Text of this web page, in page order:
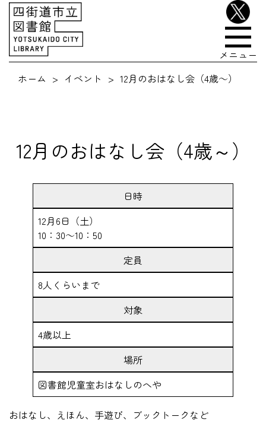
メニュー
ホーム
イベント 12月のおはなし会（4歳～）
12月のおはなし会（4歳～）
日時
12月6日（土）
10：30～10：50
定員
8人くらいまで
対象
4歳以上
場所
図書館児童室おはなしのへや
おはなし、えほん、手遊び、ブックトークなど